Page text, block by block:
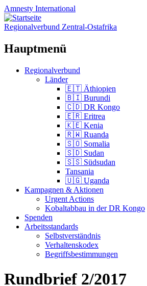
Amnesty International
Regionalverbund Zentral-Ostafrika
Hauptmenü
Zum
Regionalverbund
Länder
🇪🇹 Äthiopien
🇧🇮 Burundi
🇨🇩 DR Kongo
🇪🇷 Eritrea
🇰🇪 Kenia
🇷🇼 Ruanda
🇸🇴 Somalia
🇸🇩 Sudan
🇸🇸 Südsudan
Tansania
🇺🇬 Uganda
Kampagnen & Aktionen
Urgent Actions
Kobaltabbau in der DR Kongo
Spenden
Arbeitsstandards
Selbstverständnis
Verhaltenskodex
Begriffsbestimmungen
Rundbrief 2/2017